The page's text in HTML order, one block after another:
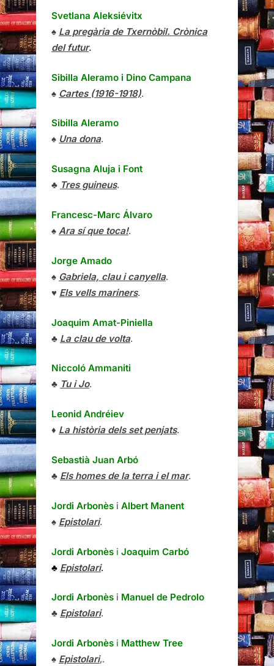
Svetlana Aleksiévitx
♠ La pregària de Txernòbil. Crònica
del futur.
Sibilla Aleramo i Dino Campana
♠ Cartes (1916-1918).
Sibilla Aleramo
♠ Una dona.
Susagna Aluja i Font
♣ Tres guineus.
Francesc-Marc Álvaro
♠ Ara sí que toca!.
Jorge Amado
♠ Gabriela, clau i canyella.
♥ Els vells mariners.
Joaquim Amat-Piniella
♣ La clau de volta.
Niccoló Ammaniti
♣ Tu i Jo.
Leonid Andréiev
♦ La història dels set penjats.
Sebastià Juan Arbó
♣ Els homes de la terra i el mar.
Jordi Arbonès i Albert Manent
♠ Epistolari.
Jordi Arbonès i Joaquim Carbó
♣ Epistolari.
Jordi Arbonès i Manuel de Pedrolo
♣ Epistolari.
Jordi Arbonès i Matthew Tree
♠ Epistolari,.